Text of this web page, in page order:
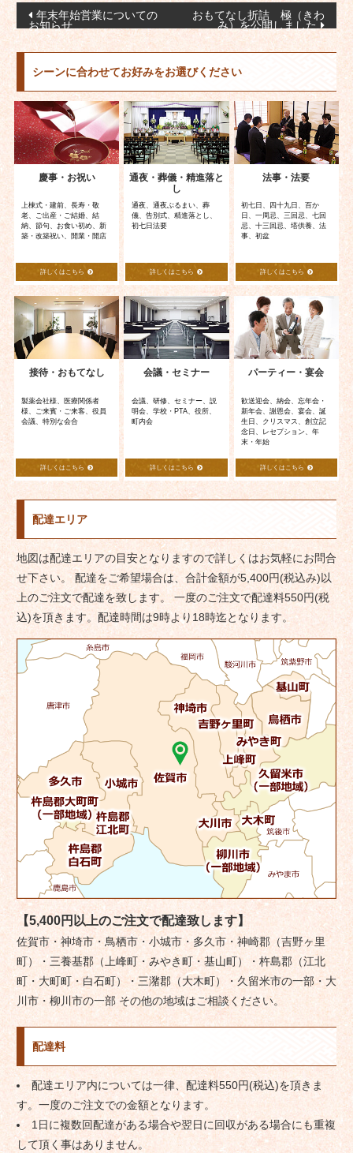
投
稿
ナ
ビ
ゲ
ー
シ
ョ
年末年始営業についての
お知らせ
おもてなし折詰 極（きわ
み）を公開しました
シーンに合わせてお好みをお選びください
慶事・お祝い
上棟式・建前、長寿・敬
老、ご出産・ご結婚、結
納、節句、お食い初め、新
築・改築祝い、開業・開店
詳しくはこちら
通夜・葬儀・精進落と
し
通夜、通夜ぶるまい、葬
儀、告別式、精進落とし、
初七日法要
詳しくはこちら
法事・法要
初七日、四十九日、百か
日、一周忌、三回忌、七回
忌、十三回忌、塔供養、法
事、初盆
詳しくはこちら
接待・おもてなし
製薬会社様、医療関係者
様、ご来賓・ご来客、役員
会議、特別な会合
詳しくはこちら
会議・セミナー
会議、研修、セミナー、説
明会、学校・PTA、役所、
町内会
詳しくはこちら
パーティー・宴会
歓送迎会、納会、忘年会・
新年会、謝恩会、宴会、誕
生日、クリスマス、創立記
念日、レセプション、年
末・年始
詳しくはこちら
配達エリア
地図は配達エリアの目安となりますので詳しくはお気軽にお問合
せ下さい。 配達をご希望場合は、合計金額が5,400円(税込み)以
上のご注文で配達を致します。 一度のご注文で配達料550円(税
込)を頂きます。配達時間は9時より18時迄となります。
【5,400円以上のご注文で配達致します】
佐賀市・神埼市・鳥栖市・小城市・多久市・神崎郡（吉野ヶ里
町）・三養基郡（上峰町・みやき町・基山町）・杵島郡（江北
町・大町町・白石町）・三潴郡（大木町）・久留米市の一部・大
川市・柳川市の一部 その他の地域はご相談ください。
配達料
配達エリア内については一律、配達料550円(税込)を頂きま
す。一度のご注文での金額となります。
1日に複数回配達がある場合や翌日に回収がある場合にも重複
して頂く事はありません。